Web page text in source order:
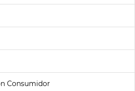
Consumidor